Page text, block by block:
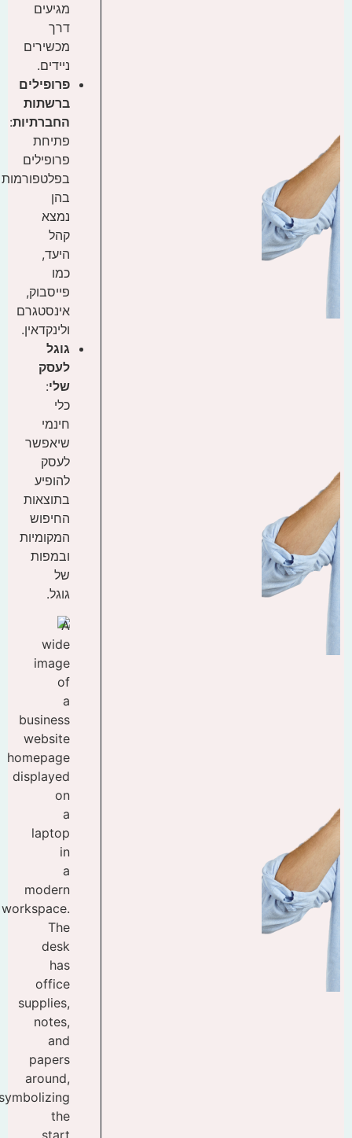
מגיעים
דרך
מכשירים
ניידים.
פרופילים
ברשתות
החברתיות:
פתיחת
פרופילים
בפלטפורמות
בהן
נמצא
קהל
היעד,
כמו
פייסבוק,
אינסטגרם
ולינקדאין.
גוגל
לעסק
שלי:
כלי
חינמי
שיאפשר
לעסק
להופיע
בתוצאות
החיפוש
המקומיות
ובמפות
של
גוגל.